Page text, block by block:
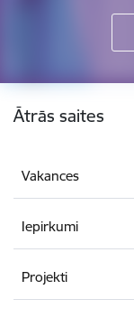
Kājene
Ātrās saites
Vakances
Iepirkumi
Projekti